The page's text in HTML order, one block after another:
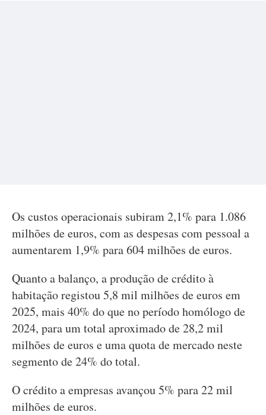
Os custos operacionais subiram 2,1% para 1.086
milhões de euros, com as despesas com pessoal a
aumentarem 1,9% para 604 milhões de euros.
Quanto a balanço, a produção de crédito à
habitação registou 5,8 mil milhões de euros em
2025, mais 40% do que no período homólogo de
2024, para um total aproximado de 28,2 mil
milhões de euros e uma quota de mercado neste
segmento de 24% do total.
O crédito a empresas avançou 5% para 22 mil
milhões de euros.